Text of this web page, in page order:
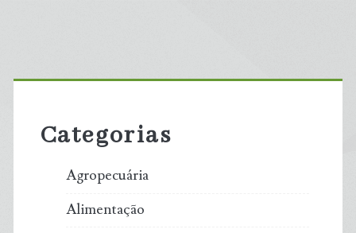
prejuízo
Primary
Categorias
Agropecuária
Alimentação